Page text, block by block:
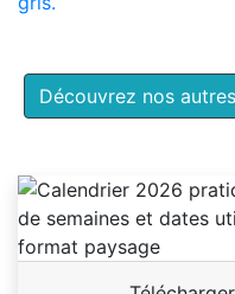
Découvrez nos